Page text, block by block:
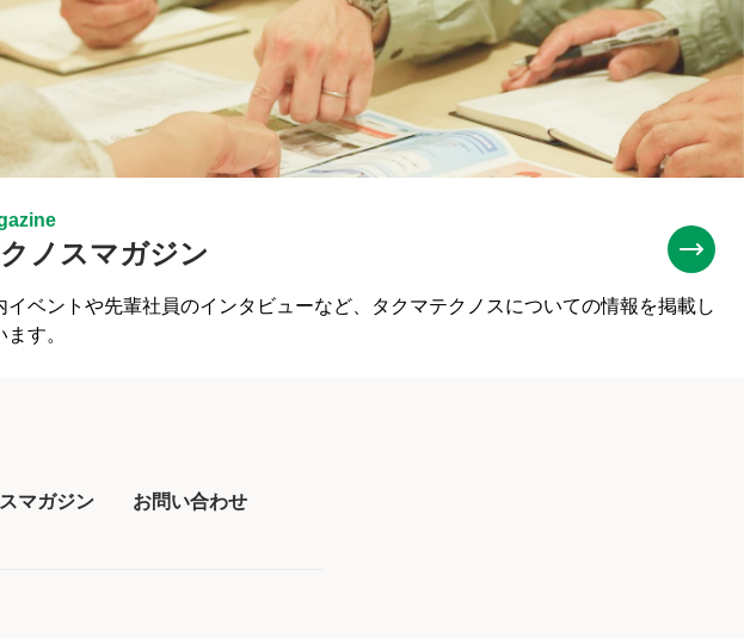
ノスマガジン
イベントや先輩社員のインタビューなど、タクマテクノスについての情報を掲載し
ます。
マガジン お問い合わせ